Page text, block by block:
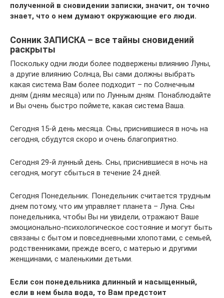
полученной в сновидении записки, значит, он точно
знает, что о нем думают окружающие его люди.
Сонник ЗАПИСКА – все тайны сновидений
раскрыты
Поскольку одни люди более подвержены влиянию Луны,
а другие влиянию Солнца, Вы сами должны выбрать
какая система Вам более подходит – по Солнечным
дням (дням месяца) или по Лунным дням. Понаблюдайте
и Вы очень быстро поймете, какая система Ваша.
Сегодня 15-й день месяца. Сны, приснившиеся в ночь на
сегодня, сбудутся скоро и очень благоприятно.
Сегодня 29-й лунный день. Сны, приснившиеся в ночь на
сегодня, могут сбыться в течение 24 дней.
Сегодня Понедельник. Понедельник считается трудным
днем потому, что им управляет планета – Луна. Сны
понедельника, чтобы Вы ни увидели, отражают Ваше
эмоционально-психологическое состояние и могут быть
связаны с бытом и повседневными хлопотами, с семьей,
родственниками, прежде всего, с матерью и другими
женщинами, с маленькими детьми.
Если сон понедельника длинный и насыщенный,
если в нем была вода, то Вам предстоит